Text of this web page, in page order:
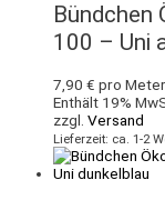
Bündchen
100 – Uni
7,90 € pro Meter
Enthält 19%
zzgl. Versand
Lieferzeit: ca. 1-2